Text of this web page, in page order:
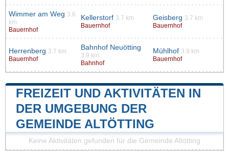
Wimmer am Weg 3.6
km
Bauernhof
Kellerstorf 3.7 km
Bauernhof
Geisberg 3.7 km
Bauernhof
Herrenberg 3.7 km
Bauernhof
Bahnhof Neuötting
3.9 km
Bahnhof
Mühlhof 3.9 km
Bauernhof
FREIZEIT UND AKTIVITÄTEN IN
DER UMGEBUNG DER
GEMEINDE ALTÖTTING
Keine Aktivitäten gefunden für die Gemeinde Altötting